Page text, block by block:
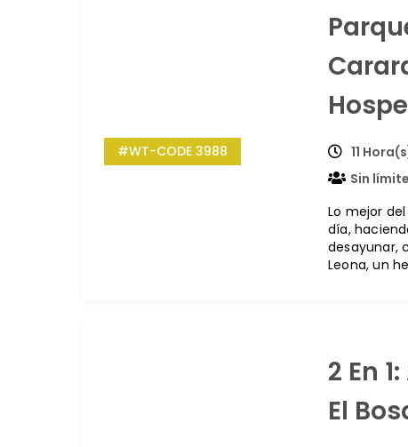
#WT-CODE 3988 11
Sin
Lo mejor
día,
desayunar,
Leona, un
2 En
El